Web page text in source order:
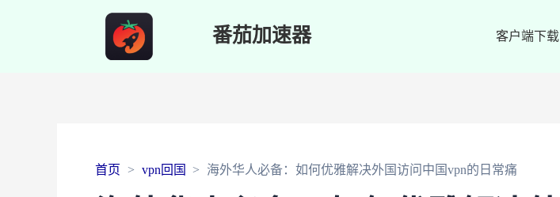
番茄加速器 客户端下载
首页 vpn回国 海外华人必备：如何优雅解决外国访问中国vpn的日常痛